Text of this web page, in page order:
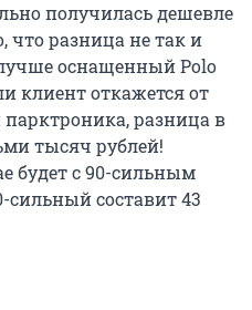
получилась дешевле
что разница не так и
оснащенный Polo
клиент откажется от
парктроника, разница в
тысяч рублей!
будет с 90-сильным
сильный составит 43